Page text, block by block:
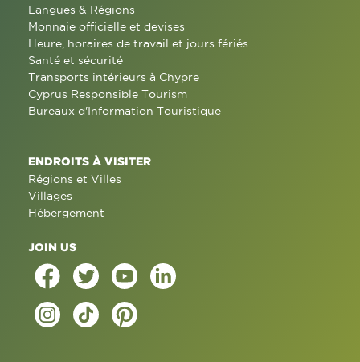
Langues & Régions
Monnaie officielle et devises
Heure, horaires de travail et jours fériés
Santé et sécurité
Transports intérieurs à Chypre
Cyprus Responsible Tourism
Bureaux d'Information Touristique
ENDROITS À VISITER
Régions et Villes
Villages
Hébergement
JOIN US